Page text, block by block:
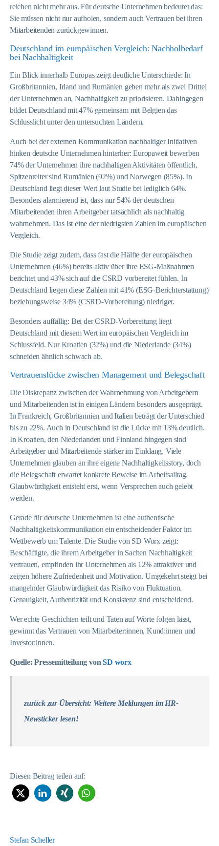
reichen nicht mehr aus. Für deutsche Unternehmen bedeutet das:
Sie müssen nicht nur aufholen, sondern auch Vertrauen bei ihren
Mitarbeitenden zurückgewinnen.
Deutschland im europäischen Vergleich: Nachholbedarf
bei Nachhaltigkeit
Ein Blick innerhalb Europas zeigt deutliche Unterschiede: In
Großbritannien, Irland und Rumänien geben mehr als zwei Drittel
der Unternehmen an, Nachhaltigkeit zu priorisieren. Dahingegen
bildet Deutschland mit 47% gemeinsam mit Belgien das
Schlusslicht unter den untersuchten Ländern.
Auch bei der externen Kommunikation nachhaltiger Initiativen
hinken deutsche Unternehmen hinterher: Europaweit bewerben
74% der Unternehmen ihre nachhaltigen Aktivitäten öffentlich,
Spitzenreiter sind Rumänien (92%) und Norwegen (85%). In
Deutschland liegt dieser Wert laut Studie bei lediglich 64%.
Besonders alarmierend ist, dass nur 54% der deutschen
Mitarbeitenden ihren Arbeitgeber tatsächlich als nachhaltig
wahrnehmen. Das ist eine der niedrigsten Zahlen im europäischen
Vergleich.
Die Studie zeigt zudem, dass fast die Hälfte der europäischen
Unternehmen (46%) bereits aktiv über ihre ESG-Maßnahmen
berichtet und 43% sich auf die CSRD vorbereitet fühlen. In
Deutschland liegen diese Zahlen mit 41% (ESG-Berichterstattung)
beziehungsweise 34% (CSRD-Vorbereitung) niedriger.
Besonders auffällig: Bei der CSRD-Vorbereitung liegt
Deutschland mit diesem Wert im europäischen Vergleich im
Schlussfeld. Nur Kroatien (32%) und die Niederlande (34%)
schneiden ähnlich schwach ab.
Vertrauenslücke zwischen Management und Belegschaft
Die Diskrepanz zwischen der Wahrnehmung von Arbeitgebern
und Mitarbeitenden ist in einigen Ländern besonders ausgeprägt.
In Frankreich, Großbritannien und Italien beträgt der Unterschied
bis zu 22%. Auch in Deutschland ist die Lücke mit 13% deutlich.
In Kroatien, den Niederlanden und Finnland hingegen sind
Arbeitgeber und Mitarbeitende stärker im Einklang. Viele
Unternehmen glauben an ihre eigene Nachhaltigkeitsstory, doch
die Belegschaft erwartet konkrete Beweise im Arbeitsalltag.
Glaubwürdigkeit entsteht erst, wenn Versprechen auch gelebt
werden.
Gerade für deutsche Unternehmen ist eine authentische
Nachhaltigkeitskommunikation ein entscheidender Faktor im
Wettbewerb um Talente. Die Studie von SD Worx zeigt:
Beschäftigte, die ihrem Arbeitgeber in Sachen Nachhaltigkeit
vertrauen, empfinden ihr Unternehmen als 12% attraktiver und
zeigen höhere Zufriedenheit und Motivation. Umgekehrt steigt bei
mangelnder Glaubwürdigkeit das Risiko von Fluktuation.
Genauigkeit, Authentizität und Konsistenz sind entscheidend.
Wer echte Geschichten teilt und Taten auf Worte folgen lässt,
gewinnt das Vertrauen von Mitarbeiter:innen, Kund:innen und
Investor:innen.
Quelle: Pressemitteilung vonSD worx
zurück zur Übersicht: Weitere Meldungen im HR-
Newsticker lesen!
Diesen Beitrag teilen auf:
Stefan Scheller